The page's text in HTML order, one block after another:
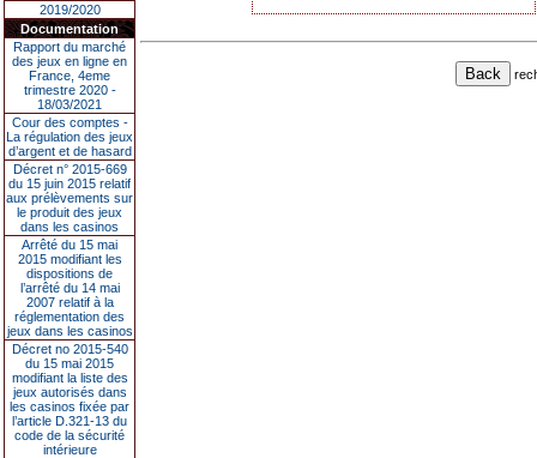
2019/2020
Documentation
Rapport du marché
des jeux en ligne en
France, 4eme
trimestre 2020 -
18/03/2021
Cour des comptes -
La régulation des jeux
d’argent et de hasard
Décret n° 2015-669
du 15 juin 2015 relatif
aux prélèvements sur
le produit des jeux
dans les casinos
Arrêté du 15 mai
2015 modifiant les
dispositions de
l’arrêté du 14 mai
2007 relatif à la
réglementation des
jeux dans les casinos
Décret no 2015-540
du 15 mai 2015
modifiant la liste des
jeux autorisés dans
les casinos fixée par
l’article D.321-13 du
code de la sécurité
intérieure